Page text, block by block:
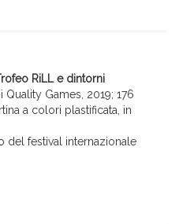
RiLL e dintorni
Games, 2019; 176
a colori plastificata, in
del festival internazionale